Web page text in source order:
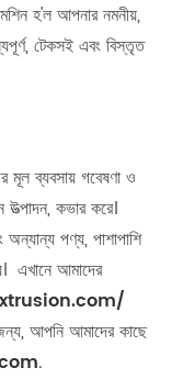
হ'ল আপনার নমনীয়,
টেকসই এবং বিস্তৃত
মূল ব্যবসায় গবেষণা ও
উত্পাদন, কভার করে।
অন্যান্য পণ্য, পাশাপাশি
এখানে আমাদের
আপনি আমাদের কাছে
.